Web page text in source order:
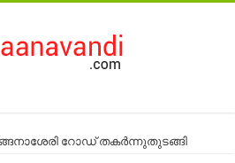
റോഡ് തകര്‍ന്നുതുടങ്ങി